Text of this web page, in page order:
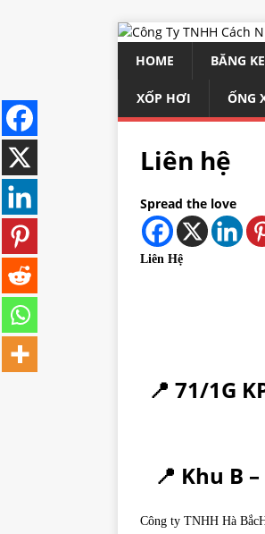
HOME BĂNG
XỐP HƠI ỐNG
Liên hệ
Spread the love
Liên Hệ
📍 71/1G
📍 Khu B
Công ty TNHH Hà Bắc